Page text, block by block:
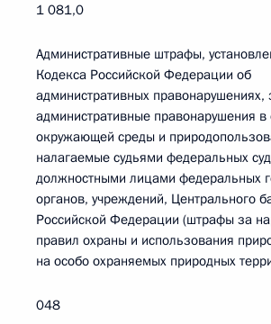
1 081,0
Административные штрафы,
Кодекса Российской Федерации об
административных правонарушениях,
административные правонарушения в
окружающей среды и
налагаемые судьями федеральных
должностными лицами федеральных
органов, учреждений, Центрального
Российской Федерации (штрафы за
правил охраны и использования
на особо охраняемых природных
048